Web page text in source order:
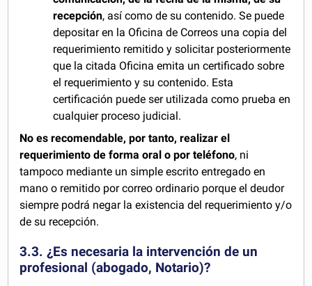
recepción, así como de su contenido. Se puede
depositar en la Oficina de Correos una copia del
requerimiento remitido y solicitar posteriormente
que la citada Oficina emita un certificado sobre
el requerimiento y su contenido. Esta
certificación puede ser utilizada como prueba en
cualquier proceso judicial.
No es recomendable, por tanto, realizar el
requerimiento de forma oral o por teléfono, ni
tampoco mediante un simple escrito entregado en
mano o remitido por correo ordinario porque el deudor
siempre podrá negar la existencia del requerimiento y/o
de su recepción.
3.3. ¿Es necesaria la intervención de un
profesional (abogado, Notario)?